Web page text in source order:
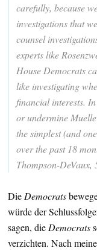
carefully, because
investigations that
counsel
experts like
House Democrats
like investigating
financial interests.
or undermine
the simplest (and
over the past 18
Thompson-DeVaux,
Die Democrats
würde der
sagen, die Democrats
verzichten. Nach